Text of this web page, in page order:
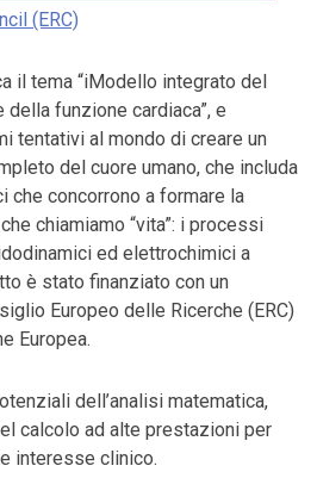
(ERC)
il tema “iModello integrato del
funzione cardiaca”, e
tentativi al mondo di creare un
del cuore umano, che includa
concorrono a formare la
chiamiamo “vita”: i processi
ed elettrochimici a
è stato finanziato con un
Europeo delle Ricerche (ERC)
Europea.
dell’analisi matematica,
calcolo ad alte prestazioni per
interesse clinico.